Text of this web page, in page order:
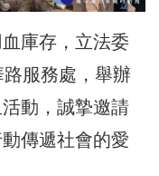
庫存，立法委
服務處，舉辦
活動，誠摯邀請
傳遞社會的愛